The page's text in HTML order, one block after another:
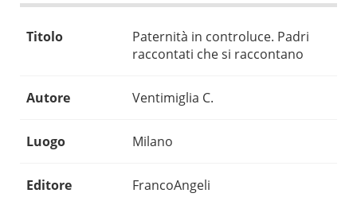
Titolo
Paternità in controluce. Padri
raccontati che si raccontano
Autore Ventimiglia C.
Luogo Milano
Editore FrancoAngeli